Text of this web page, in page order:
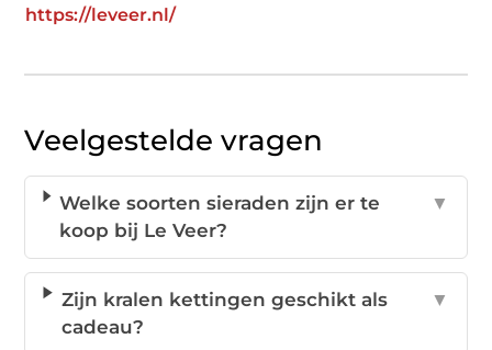
https://leveer.nl/
Veelgestelde vragen
Welke soorten sieraden zijn er te
koop bij Le Veer?
▼
Zijn kralen kettingen geschikt als
cadeau?
▼